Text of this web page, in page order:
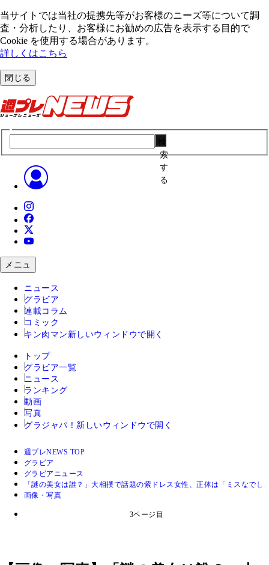
当サイトでは当社の提携先等がお客様のニーズ等について調
査・分析したり、お客様にお勧めの広告を表⽰する⽬的で
Cookie を使⽤する場合があります。
詳しくはこちら
閉じる
索
す
る
メニュ
ニュース
グラビア
連載コラム
コミック
キン肉マン 新しいウィンドウで開く
トップ
グラビア一覧
ニュース
ランキング
動画
写真
グラジャパ！ 新しいウィンドウで開く
週プレNEWS TOP
グラビア
グラビアニュース
「謎の美女は誰？」大相撲で話題の紫ドレス女性、正体は「ミスなで
画像・写真
3ページ目